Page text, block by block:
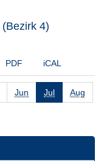
(Bezirk 4)
PDF iCAL
Jun Jul Aug